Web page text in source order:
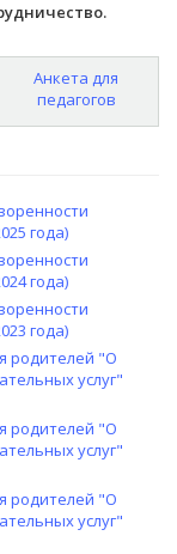
Анкета для
педагогов
года)
года)
года)
родителей "О
услуг"
родителей "О
услуг"
родителей "О
услуг"